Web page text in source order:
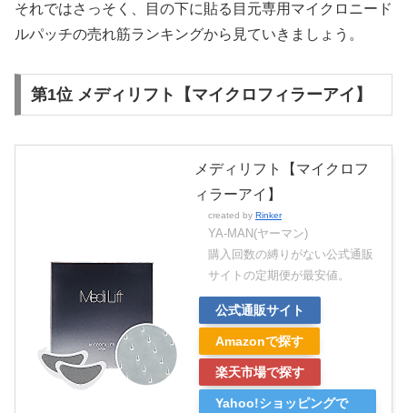
それではさっそく、目の下に貼る目元専用マイクロニード
ルパッチの売れ筋ランキングから見ていきましょう。
第1位 メディリフト【マイクロフィラーアイ】
メディリフト【マイクロフ
ィラーアイ】
created by Rinker
YA-MAN(ヤーマン)
購入回数の縛りがない公式通販
サイトの定期便が最安値。
公式通販サイト
Amazonで探す
楽天市場で探す
Yahoo!ショッピングで